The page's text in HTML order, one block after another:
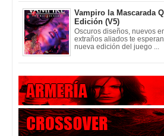
Vampiro la Mascarada
Edición (V5)
Oscuros diseños, nuevos
extraños aliados te
nueva edición del juego ...